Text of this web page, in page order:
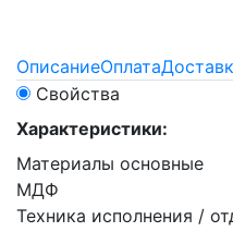
ОписаниеОплата
Свойства
Характеристики:
Материалы основные
МДФ
Техника исполнения /